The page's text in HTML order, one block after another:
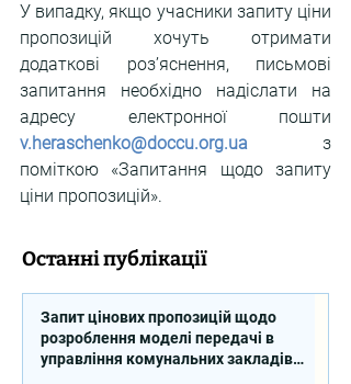
У випадку, якщо учасники запиту ціни
пропозицій хочуть отримати
додаткові роз’яснення, письмові
запитання необхідно надіслати на
v.heraschenko@doccu.org.ua з
поміткою «Запитання щодо запиту
ціни пропозицій».
Останні публікації
Запит цінових пропозицій щодо
розроблення моделі передачі в
управління комунальних закладів